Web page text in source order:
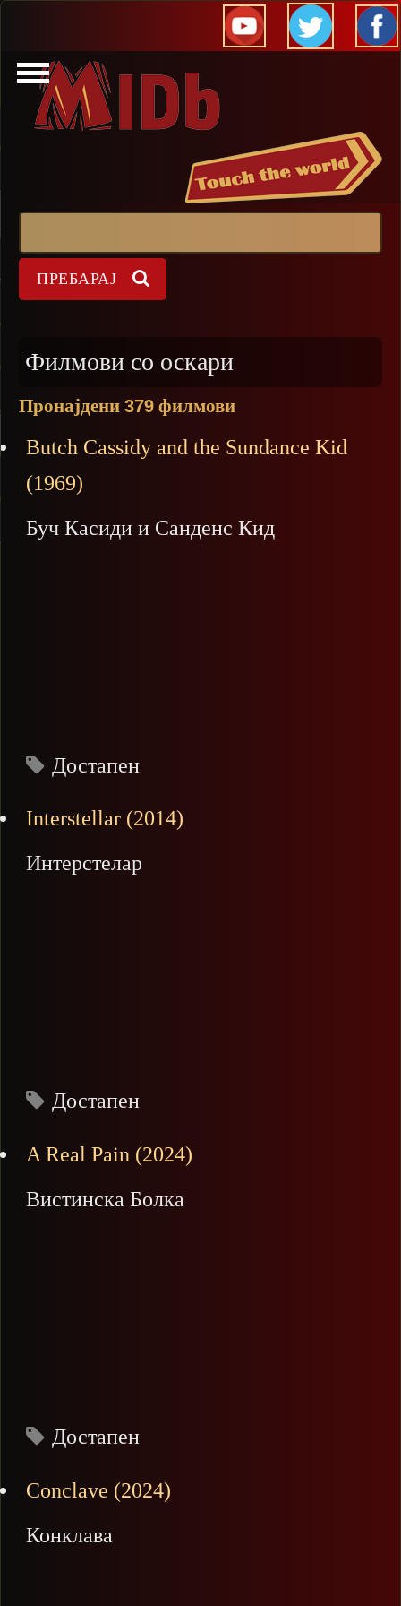
Прескокни
Филмови со оскари
Пронајдени 379 филмови
Butch Cassidy and the Sundance Kid
(1969)
Буч Касиди и Санденс Кид
Достапен
Interstellar (2014)
Интерстелар
Достапен
A Real Pain (2024)
Вистинска Болка
Достапен
Conclave (2024)
Конклава